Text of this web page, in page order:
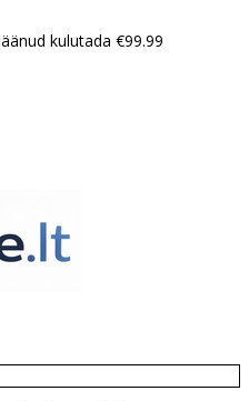
kulutada €99.99